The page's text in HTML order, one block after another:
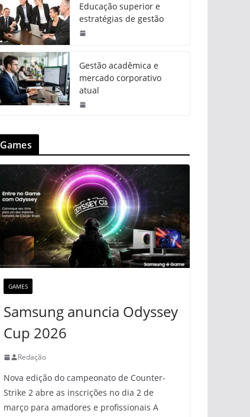
Educação superior e
estratégias de gestão
Gestão acadêmica e
mercado corporativo
atual
Games
GAMES
Samsung anuncia Odyssey
Cup 2026
Redação
Nova edição do campeonato de Counter-
Strike 2 abre as inscrições no dia 2 de
março para amadores e profissionais A